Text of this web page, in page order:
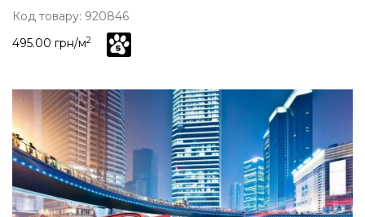
Код товару: 920846
495.00 грн/м2